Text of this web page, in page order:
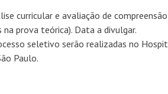
curricular e avaliação de
prova teórica). Data a divulgar.
seletivo serão realizadas no
Paulo.